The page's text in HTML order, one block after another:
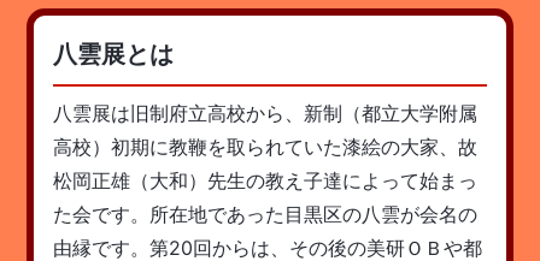
八雲展とは
八雲展は旧制府立高校から、新制（都立大学附属
高校）初期に教鞭を取られていた漆絵の大家、故
松岡正雄（大和）先生の教え子達によって始まっ
た会です。所在地であった目黒区の八雲が会名の
由縁です。第20回からは、その後の美研ＯＢや都